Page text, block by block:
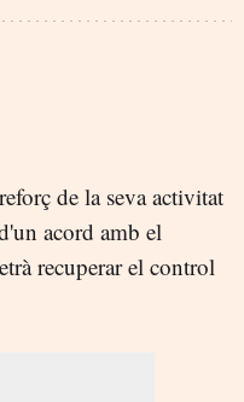
de la seva activitat
acord amb el
recuperar el control